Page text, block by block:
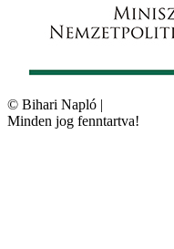
© Bihari Napló |
Minden jog fenntartva!